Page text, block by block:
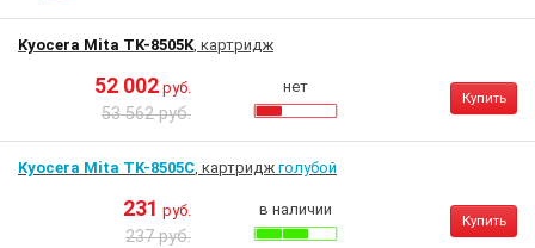
Kyocera Mita TK-8505K, картридж
52 002 руб.
53 562 руб.
нет
Купить
Kyocera Mita TK-8505C, картридж голубой
231 руб.
237 руб.
в наличии
Купить